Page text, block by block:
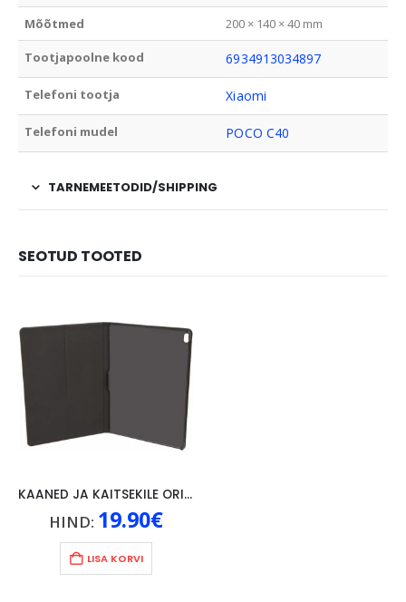
Mõõtmed 200 × 140 × 40 mm
Tootjapoolne kood 6934913034897
Telefoni tootja Xiaomi
Telefoni mudel POCO C40
TARNEMEETODID/SHIPPING
SEOTUD TOOTED
KAANED JA KAITSEKILE ORIGINAAL LENOVO P10, MUST
HIND: 19.90€
LISA KORVI